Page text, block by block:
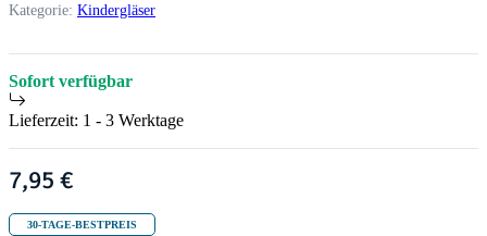
Kategorie: Kindergläser
Sofort verfügbar
Lieferzeit: 1 - 3 Werktage
7,95 €
30-TAGE-BESTPREIS